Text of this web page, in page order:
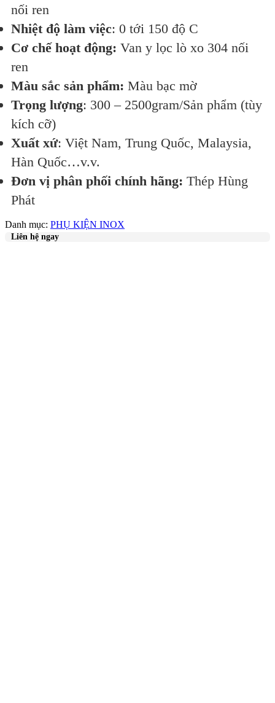
nối ren
Nhiệt độ làm việc: 0 tới 150 độ C
Cơ chế hoạt động: Van y lọc lò xo 304 nối
ren
Màu sắc sản phẩm: Màu bạc mờ
Trọng lượng: 300 – 2500gram/Sản phẩm (tùy
kích cỡ)
Xuất xứ: Việt Nam, Trung Quốc, Malaysia,
Hàn Quốc…v.v.
Đơn vị phân phối chính hãng: Thép Hùng
Phát
Danh mục: PHỤ KIỆN INOX
Liên hệ ngay